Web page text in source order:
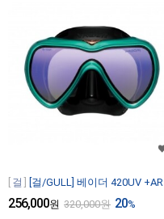
걸 [걸/GULL] 베이더 420UV +AR
256,000원 320,000원 20%